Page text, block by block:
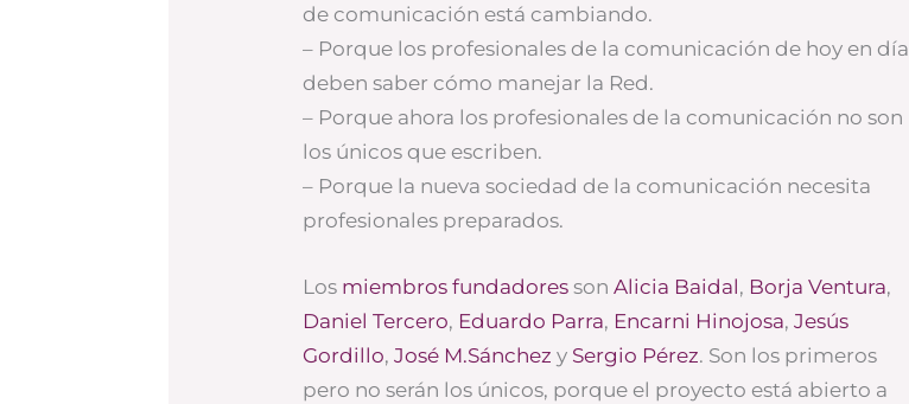
de comunicación está cambiando.
– Porque los profesionales de la comunicación de hoy en día
deben saber cómo manejar la Red.
– Porque ahora los profesionales de la comunicación no son
los únicos que escriben.
– Porque la nueva sociedad de la comunicación necesita
profesionales preparados.
Los miembros fundadores sonAlicia Baidal, Borja Ventura,
Daniel Tercero, Eduardo Parra, Encarni Hinojosa,Jesús
Gordillo,José M.Sánchez y Sergio Pérez. Son los primeros
pero no serán los únicos, porque el proyecto está abierto a